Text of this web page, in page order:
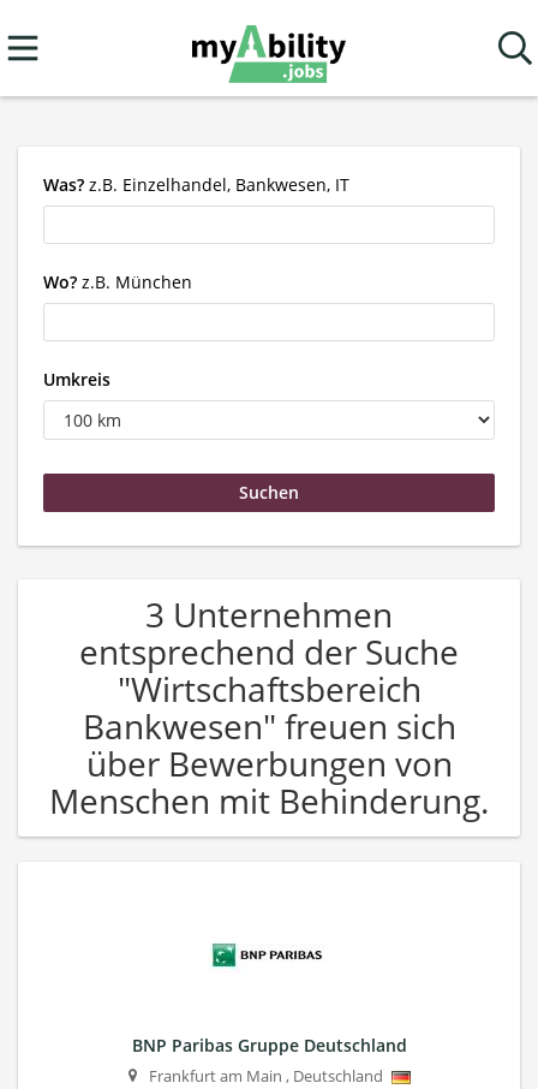
Was? z.B. Einzelhandel, Bankwesen, IT
Wo? z.B. München
Umkreis
3 Unternehmen
entsprechend der Suche
"Wirtschaftsbereich
Bankwesen" freuen sich
über Bewerbungen von
Menschen mit Behinderung.
BNP Paribas Gruppe Deutschland
Frankfurt am Main , Deutschland